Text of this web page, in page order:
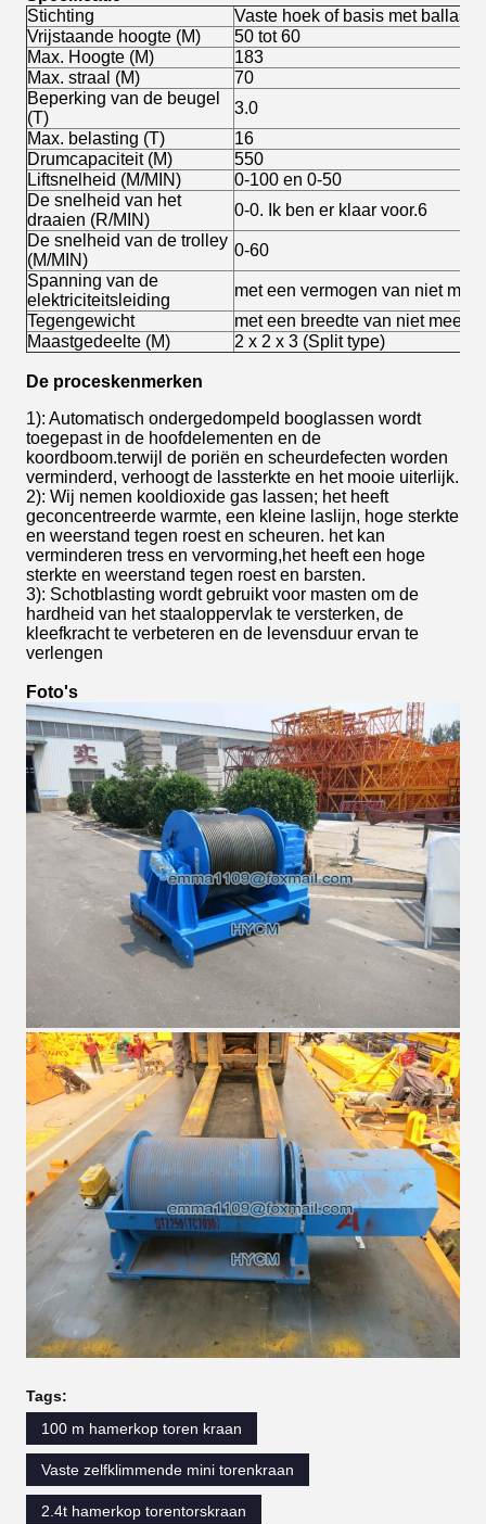
Stichting
Vaste hoek of basis met
Vrijstaande hoogte (M)
50 tot 60
Max. Hoogte (M)
183
Max. straal (M)
70
Beperking van de beugel
(T)
3.0
Max. belasting (T)
16
Drumcapaciteit (M)
550
Liftsnelheid (M/MIN)
0-100 en 0-50
De snelheid van het
draaien (R/MIN)
0-0. Ik ben er klaar voor.6
De snelheid van de trolley
(M/MIN)
0-60
Spanning van de
elektriciteitsleiding
met een vermogen van niet
Tegengewicht
met een breedte van niet meer
Maastgedeelte (M)
2 x 2 x 3 (Split type)
De proceskenmerken
1): Automatisch ondergedompeld booglassen wordt
toegepast in de hoofdelementen en de
koordboom.terwijl de poriën en scheurdefecten worden
verminderd, verhoogt de lassterkte en het mooie uiterlijk.
2): Wij nemen kooldioxide gas lassen; het heeft
geconcentreerde warmte, een kleine laslijn, hoge sterkte
en weerstand tegen roest en scheuren. het kan
verminderen tress en vervorming,het heeft een hoge
sterkte en weerstand tegen roest en barsten.
3): Schotblasting wordt gebruikt voor masten om de
hardheid van het staaloppervlak te versterken, de
kleefkracht te verbeteren en de levensduur ervan te
verlengen
Foto's
Tags:
100 m hamerkop toren kraan
Vaste zelfklimmende mini torenkraan
2.4t hamerkop torentorskraan